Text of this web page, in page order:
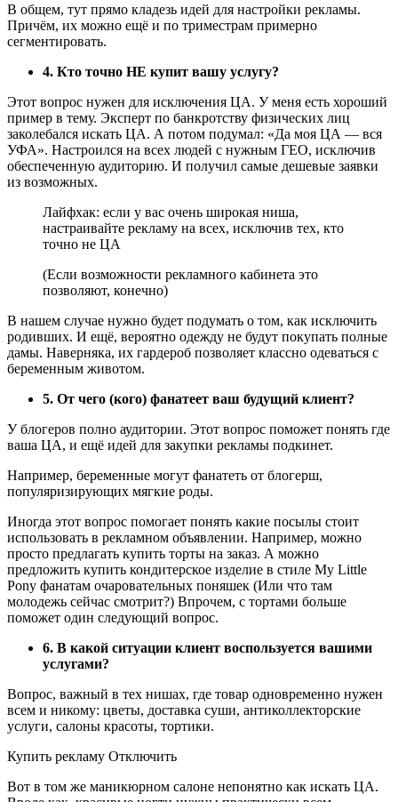
В общем, тут прямо кладезь идей для настройки рекламы.
Причём, их можно ещё и по триместрам примерно
сегментировать.
4. Кто точно НЕ купит вашу услугу?
Этот вопрос нужен для исключения ЦА. У меня есть хороший
пример в тему. Эксперт по банкротству физических лиц
заколебался искать ЦА. А потом подумал: «Да моя ЦА — вся
УФА». Настроился на всех людей с нужным ГЕО, исключив
обеспеченную аудиторию. И получил самые дешевые заявки
из возможных.
Лайфхак: если у вас очень широкая ниша,
настраивайте рекламу на всех, исключив тех, кто
точно не ЦА
(Если возможности рекламного кабинета это
позволяют, конечно)
В нашем случае нужно будет подумать о том, как исключить
родивших. И ещё, вероятно одежду не будут покупать полные
дамы. Наверняка, их гардероб позволяет классно одеваться с
беременным животом.
5. От чего (кого) фанатеет ваш будущий клиент?
У блогеров полно аудитории. Этот вопрос поможет понять где
ваша ЦА, и ещё идей для закупки рекламы подкинет.
Например, беременные могут фанатеть от блогерш,
популяризирующих мягкие роды.
Иногда этот вопрос помогает понять какие посылы стоит
использовать в рекламном объявлении. Например, можно
просто предлагать купить торты на заказ. А можно
предложить купить кондитерское изделие в стиле My Little
Pony фанатам очаровательных поняшек (Или что там
молодежь сейчас смотрит?) Впрочем, с тортами больше
поможет один следующий вопрос.
6. В какой ситуации клиент воспользуется вашими
услугами?
Вопрос, важный в тех нишах, где товар одновременно нужен
всем и никому: цветы, доставка суши, антиколлекторские
услуги, салоны красоты, тортики.
Купить рекламу Отключить
Вот в том же маникюрном салоне непонятно как искать ЦА.